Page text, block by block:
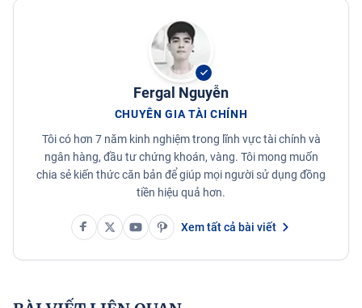
Fergal Nguyễn
CHUYÊN GIA TÀI CHÍNH
Tôi có hơn 7 năm kinh nghiệm trong lĩnh vực tài chính và
ngân hàng, đầu tư chứng khoán, vàng. Tôi mong muốn
chia sẻ kiến thức căn bản để giúp mọi người sử dụng đồng
tiền hiệu quả hơn.
Xem tất cả bài viết